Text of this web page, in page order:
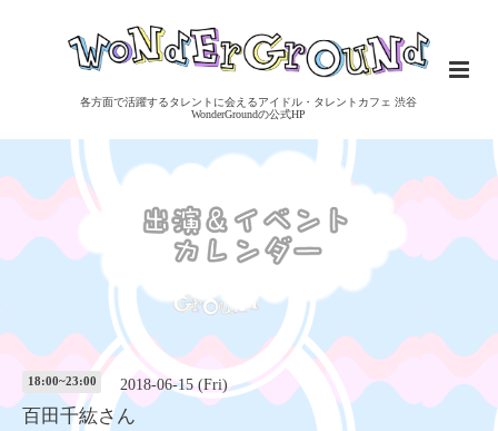
各方面で活躍するタレントに会えるアイドル・タレントカフェ 渋谷
WonderGroundの公式HP
18:00~23:00 2018-06-15 (Fri)
百田千紘さん